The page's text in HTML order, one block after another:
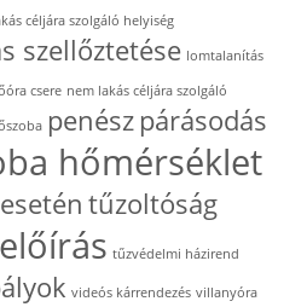
céljára szolgáló helyiség
szellőztetése lomtalanítás
csere nem lakás céljára szolgáló
penész párásodás
hőmérséklet
tűzoltóság
tűzvédelmi házirend
videós kárrendezés villanyóra